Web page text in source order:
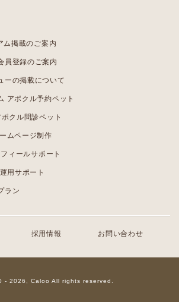
ム掲載のご案内
員登録のご案内
ーの掲載について
アポクル予約ペット
クル問診ペット
ムページ制作
ィールサポート
用サポート
ラン
採用情報 お問い合わせ
- 2026, Caloo All rights reserved.